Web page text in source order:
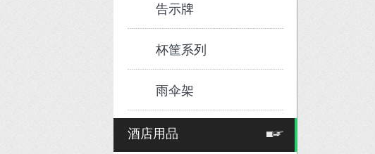
告示牌
杯筐系列
雨伞架
酒店用品